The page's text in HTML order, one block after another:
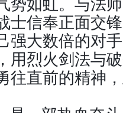
士信奉正面交
强大数倍的对
用烈火剑法与
往直前的精神